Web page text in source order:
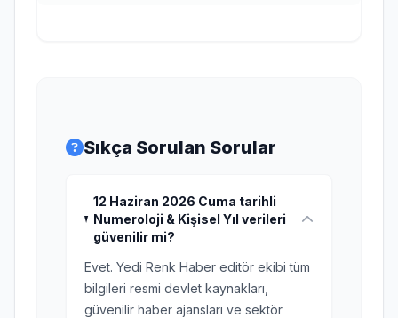
Sıkça Sorulan Sorular
12 Haziran 2026 Cuma tarihli
Numeroloji & Kişisel Yıl verileri
güvenilir mi?
Evet. Yedi Renk Haber editör ekibi tüm
bilgileri resmi devlet kaynakları,
güvenilir haber ajansları ve sektör